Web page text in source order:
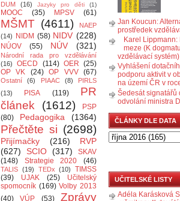
DUM
(16) Jazyky pro děti (1)
MOOC (35) MPSV (61)
MŠMT (4611)
NAEP
(14)
NIDM (58) NIDV (228)
NÚOV (55) NÚV (321)
Národní rada pro vzdělávání
(16)
OECD (114) OER (25)
OP VK
(24) OP VVV (67)
Ostatní (6) PIAAC (8)
PIRLS
(13)
PISA (119)
PR
článek
(1612)
PSP
(80)
Pedagogika (1364)
Přečtěte si (2698)
Přijímačky (216)
RVP
(627)
SCIO (317)
SKAV
(148)
Strategie 2020 (46)
TALIS (19) TEDx (10)
TIMSS
(39)
UJAK (25)
Učitelský
spomocník (169) Volby 2013
(40)
VÚP (53)
Zprávy
Jan Koucun:
prostředek
Karel
meze (K
vzdělávací systém)
Vyhlášení
podporu aktivit v
na území ČR v
Šedesát signatářů
odvolání ministra
ČLÁNKY DLE DATA
UČITELSKÉ LISTY
Adéla Karásková